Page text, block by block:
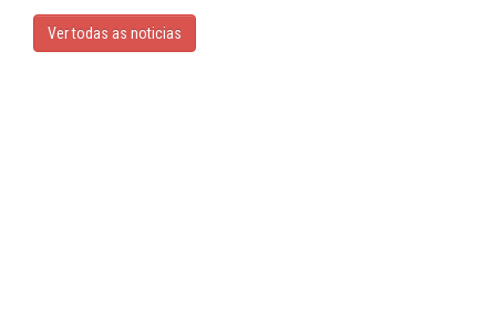
Ver todas as noticias